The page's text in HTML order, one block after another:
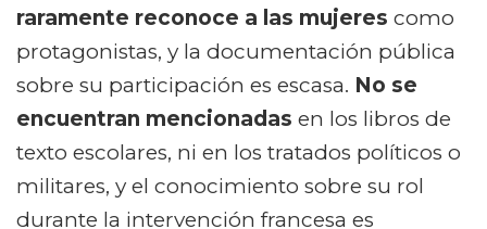
raramente reconoce a las mujeres como
protagonistas, y la documentación pública
sobre su participación es escasa. No se
encuentran mencionadas en los libros de
texto escolares, ni en los tratados políticos o
militares, y el conocimiento sobre su rol
durante la intervención francesa es